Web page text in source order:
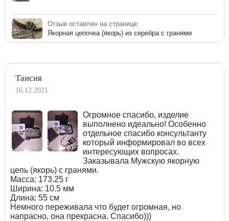
Отзыв оставлен на странице:
Якорная цепочка (якорь) из серебра с гранями
Таисия
16.12.2021
Огромное спасибо, изделие
выполнено идеально! Особенно
отдельное спасибо консультанту
который информировал во всех
интересующих вопросах.
Заказывала Мужскую якорную
цепь (якорь) с гранями.
Масса: 173.25 г
Ширина: 10.5 мм
Длина: 55 см
Немного переживала что будет огромная, но
напрасно, она прекрасна. Спасибо)))